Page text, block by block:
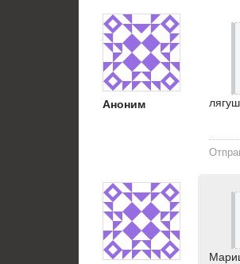
Аноним